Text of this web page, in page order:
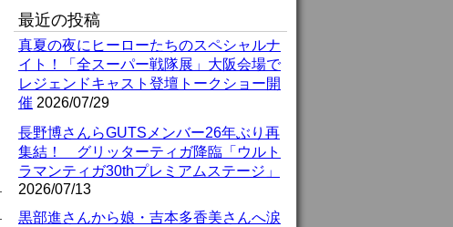
最近の投稿
真夏の夜にヒーローたちのスペシャルナ
イト！「全スーパー戦隊展」大阪会場で
レジェンドキャスト登壇トークショー開
催 2026/07/29
長野博さんらGUTSメンバー26年ぶり再
集結！ グリッターティガ降臨「ウルト
ラマンティガ30thプレミアムステージ」
2026/07/13
黒部進さんから娘・吉本多香美さんへ涙